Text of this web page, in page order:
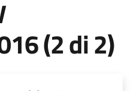
(2 di 2)